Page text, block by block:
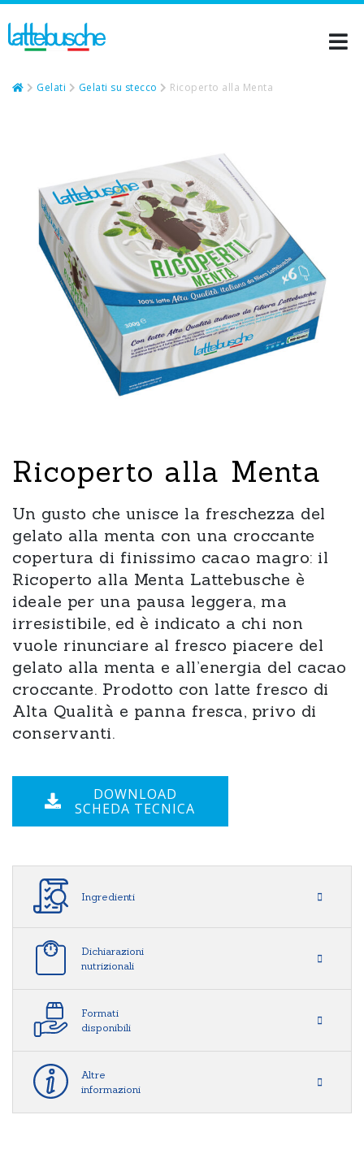
Gelati Gelati su stecco Ricoperto alla Menta
Ricoperto alla Menta
Un gusto che unisce la freschezza del
gelato alla menta con una croccante
copertura di finissimo cacao magro: il
Ricoperto alla Menta Lattebusche è
ideale per una pausa leggera, ma
irresistibile, ed è indicato a chi non
vuole rinunciare al fresco piacere del
gelato alla menta e all’energia del cacao
croccante. Prodotto con latte fresco di
Alta Qualità e panna fresca, privo di
conservanti.
DOWNLOAD
SCHEDA TECNICA
Ingredienti
Dichiarazioni
nutrizionali
Formati
disponibili
Altre
informazioni